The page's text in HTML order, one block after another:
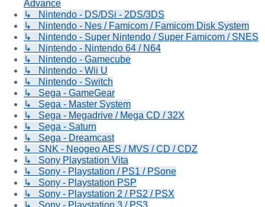
Advance
↳ Nintendo - DS/DSi - 2DS/3DS
↳ Nintendo - Nes / Famicom / Famicom Disk System
↳ Nintendo - Super Nintendo / Super Famicom / SNES
↳ Nintendo - Nintendo 64 / N64
↳ Nintendo - Gamecube
↳ Nintendo - Wii U
↳ Nintendo - Switch
↳ Sega - GameGear
↳ Sega - Master System
↳ Sega - Megadrive / Mega CD / 32X
↳ Sega - Saturn
↳ Sega - Dreamcast
↳ SNK - Neogeo AES / MVS / CD / CDZ
↳ Sony Playstation Vita
↳ Sony - Playstation / PS1 / PSone
↳ Sony - Playstation PSP
↳ Sony - Playstation 2 / PS2 / PSX